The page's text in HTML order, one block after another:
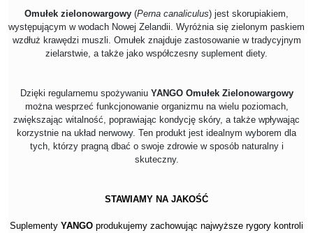
Omułek zielonowargowy (Perna canaliculus) jest skorupiakiem,
występującym w wodach Nowej Zelandii. Wyróżnia się zielonym paskiem
wzdłuż krawędzi muszli. Omułek znajduje zastosowanie w tradycyjnym
zielarstwie, a także jako współczesny suplement diety.
Dzięki regularnemu spożywaniu YANGO Omułek Zielonowargowy
można wesprzeć funkcjonowanie organizmu na wielu poziomach,
zwiększając witalność, poprawiając kondycję skóry, a także wpływając
korzystnie na układ nerwowy. Ten produkt jest idealnym wyborem dla
tych, którzy pragną dbać o swoje zdrowie w sposób naturalny i
skuteczny.
STAWIAMY NA JAKOŚĆ
Suplementy YANGO produkujemy zachowując najwyższe rygory kontroli